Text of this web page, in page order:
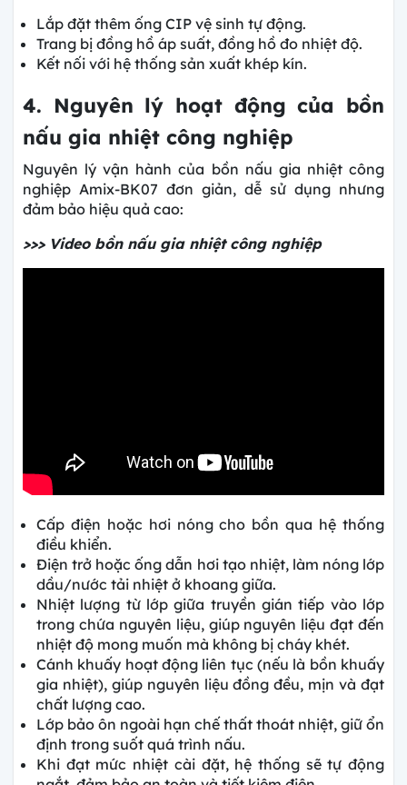
Lắp đặt thêm ống CIP vệ sinh tự động.
Trang bị đồng hồ áp suất, đồng hồ đo nhiệt độ.
Kết nối với hệ thống sản xuất khép kín.
4. Nguyên lý hoạt động của bồn
nấu gia nhiệt công nghiệp
Nguyên lý vận hành của bồn nấu gia nhiệt công
nghiệp Amix-BK07 đơn giản, dễ sử dụng nhưng
đảm bảo hiệu quả cao:
>>> Video bồn nấu gia nhiệt công nghiệp
Cấp điện hoặc hơi nóng cho bồn qua hệ thống
điều khiển.
Điện trở hoặc ống dẫn hơi tạo nhiệt, làm nóng lớp
dầu/nước tải nhiệt ở khoang giữa.
Nhiệt lượng từ lớp giữa truyền gián tiếp vào lớp
trong chứa nguyên liệu, giúp nguyên liệu đạt đến
nhiệt độ mong muốn mà không bị cháy khét.
Cánh khuấy hoạt động liên tục (nếu là bồn khuấy
gia nhiệt), giúp nguyên liệu đồng đều, mịn và đạt
chất lượng cao.
Lớp bảo ôn ngoài hạn chế thất thoát nhiệt, giữ ổn
định trong suốt quá trình nấu.
Khi đạt mức nhiệt cài đặt, hệ thống sẽ tự động